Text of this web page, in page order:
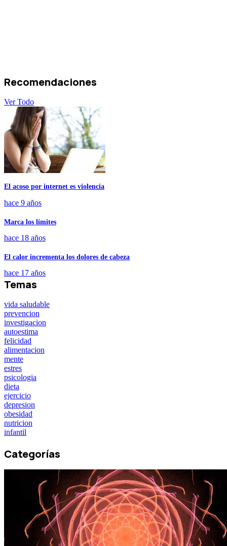
Recomendaciones
Ver Todo
El acoso por internet es violencia
hace 9 años
Marca los límites
hace 18 años
El calor incrementa los dolores de cabeza
hace 17 años
Temas
vida saludable
prevencion
investigacion
autoestima
felicidad
alimentacion
mente
estres
psicologia
dieta
ejercicio
depresion
obesidad
nutricion
infantil
Categorías